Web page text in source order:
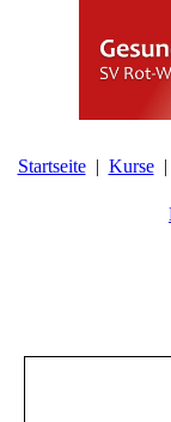
Startseite Kurse